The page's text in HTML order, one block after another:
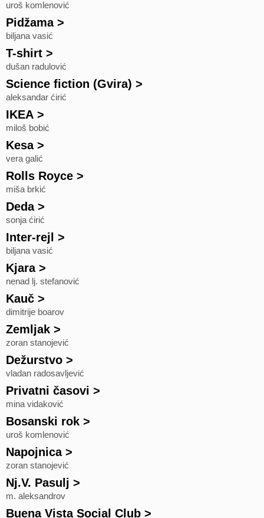
uroš komlenović
Pidžama>
biljana vasić
T-shirt >
dušan radulović
Science fiction (Gvira) >
aleksandar ćirić
IKEA >
miloš bobić
Kesa>
vera galić
Rolls Royce >
miša brkić
Deda>
sonja ćirić
Inter-rejl >
biljana vasić
Kjara>
nenad lj. stefanović
Kauč >
dimitrije boarov
Zemljak >
zoran stanojević
Dežurstvo >
vladan radosavljević
Privatni časovi >
mina vidaković
Bosanski rok >
uroš komlenović
Napojnica>
zoran stanojević
Nj.V. Pasulj >
m. aleksandrov
Buena Vista Social Club >